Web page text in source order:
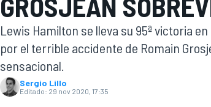
WRC
Lewis Hamilton se lleva su 95ª victoria
por el terrible accidente de Romain
sensacional.
Sergio Lillo
Editado: 29 nov 2020, 17:35